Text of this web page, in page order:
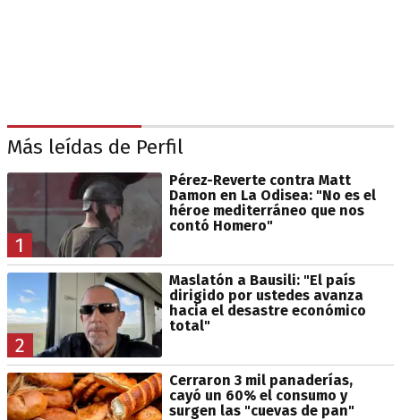
Más leídas de Perfil
1
Pérez-Reverte contra Matt
Damon en La Odisea: "No es el
héroe mediterráneo que nos
contó Homero"
2
Maslatón a Bausili: "El país
dirigido por ustedes avanza
hacia el desastre económico
total"
Cerraron 3 mil panaderías,
cayó un 60% el consumo y
surgen las "cuevas de pan"